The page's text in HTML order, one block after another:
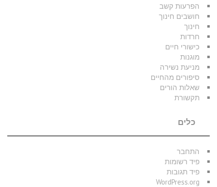
הפרעות קשב
חושבים חינוך
חינוך
חרדות
כישורי חיים
מוגנות
מניעת נשירה
סיפורים מהחיים
שאלות הורים
תקשורת
כלים
התחבר
פיד רשומות
פיד תגובות
WordPress.org